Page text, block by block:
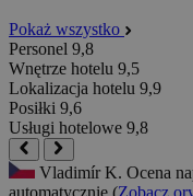
Pokaż wszystko
Personel 9,8
Wnętrze hotelu 9,5
Lokalizacja hotelu 9,9
Posiłki 9,6
Usługi hotelowe 9,8
Vladimír K. Ocena
automatycznie (Zobacz